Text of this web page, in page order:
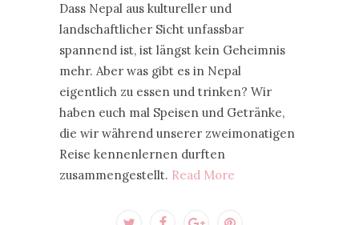
Dass Nepal aus kultureller und
landschaftlicher Sicht unfassbar
spannend ist, ist längst kein Geheimnis
mehr. Aber was gibt es in Nepal
eigentlich zu essen und trinken? Wir
haben euch mal Speisen und Getränke,
die wir während unserer zweimonatigen
Reise kennenlernen durften
zusammengestellt. Read More